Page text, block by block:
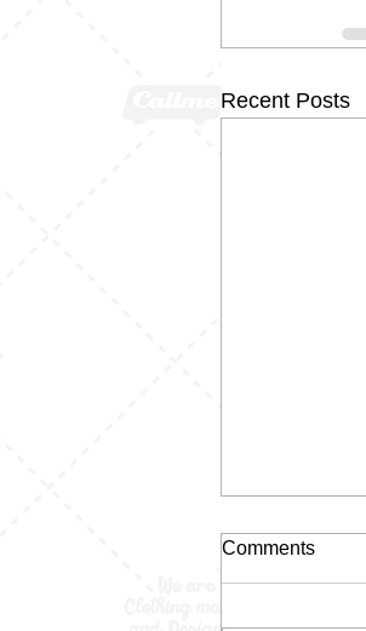
Recent Posts
Comments